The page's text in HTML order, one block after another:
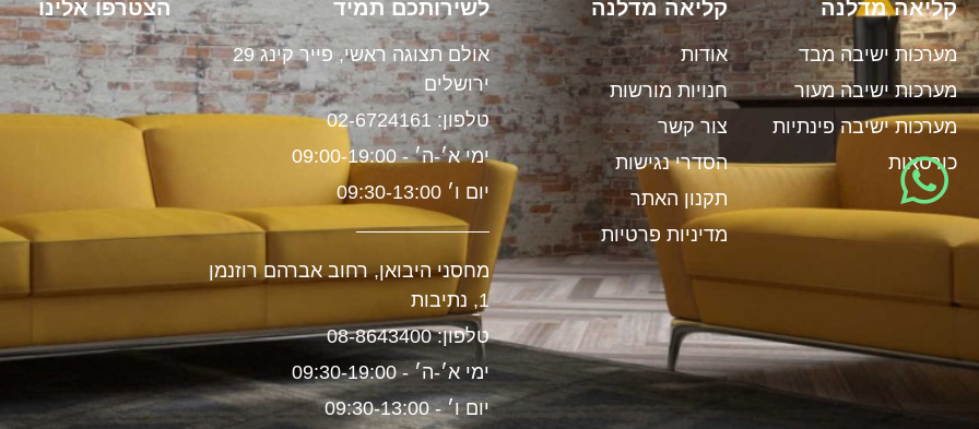
קליאה מדלנה
מערכות ישיבה מבד
מערכות ישיבה מעור
מערכות ישיבה פינתיות
כורסאות
קליאה מדלנה
אודות
חנויות מורשות
צור קשר
הסדרי נגישות
תקנון האתר
מדיניות פרטיות
לשירותכם תמיד
אולם תצוגה ראשי, פייר קינג 29
ירושלים
טלפון: 02-6724161
ימי א׳-ה׳ - 09:00-19:00
יום ו׳ 09:30-13:00
מחסני היבואן, רחוב אברהם רוזנמן
1, נתיבות
טלפון: 08-8643400
ימי א׳-ה׳ - 09:30-19:00
יום ו׳ - 09:30-13:00
הצטרפו אלינו